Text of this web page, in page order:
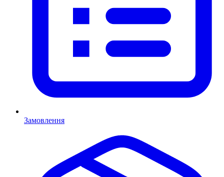
Замовлення